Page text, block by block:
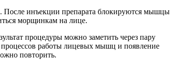
После инъекции препарата блокируются мышцы
морщинкам на лице.
процедуры можно заметить через пару
процессов работы лицевых мышц и появление
повторить.